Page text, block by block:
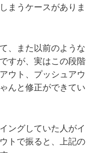
まうケースがありま
、また以前のような
すが、実はこの段階
ウト、プッシュアウ
んと修正ができてい
ングしていた人がイ
トで振ると、上記の